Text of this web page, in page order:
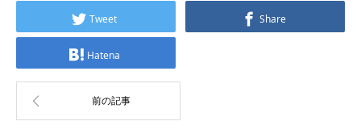
Tweet Share
Hatena